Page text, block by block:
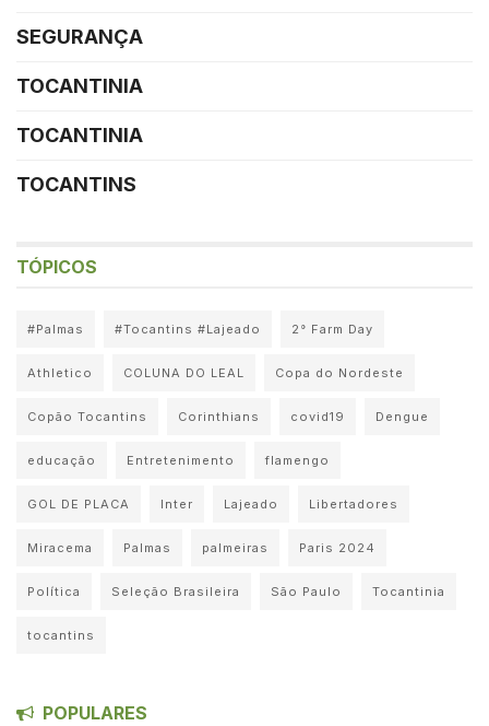
SEGURANÇA
TOCANTINIA
TOCANTINIA
TOCANTINS
TÓPICOS
#Palmas #Tocantins #Lajeado 2° Farm Day
Athletico COLUNA DO LEAL Copa do Nordeste
Copão Tocantins Corinthians covid19 Dengue
educação Entretenimento flamengo
GOL DE PLACA Inter Lajeado Libertadores
Miracema Palmas palmeiras Paris 2024
Política Seleção Brasileira São Paulo Tocantinia
tocantins
POPULARES